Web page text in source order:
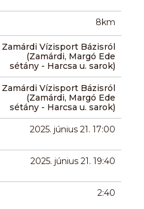
8km
Zamárdi Vízisport Bázisról
(Zamárdi, Margó Ede
sétány - Harcsa u. sarok)
Zamárdi Vízisport Bázisról
(Zamárdi, Margó Ede
sétány - Harcsa u. sarok)
2025. június 21. 17:00
2025. június 21. 19:40
2:40